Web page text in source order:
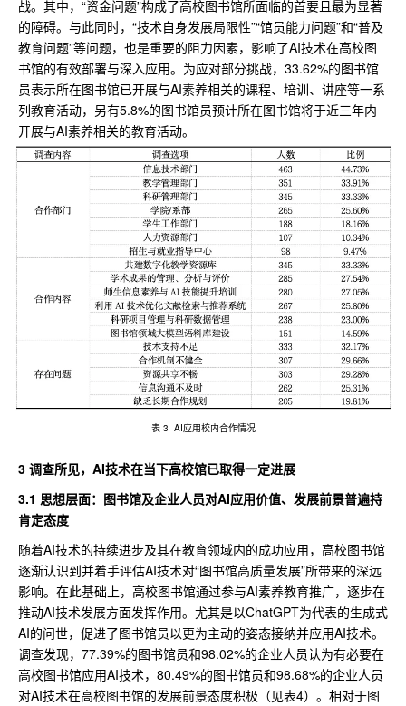
战。其中，“资金问题”构成了高校图书馆所面临的首要且最为显著
的障碍。与此同时，“技术自身发展局限性”“馆员能力问题”和“普及
教育问题”等问题，也是重要的阻力因素，影响了AI技术在高校图
书馆的有效部署与深入应用。为应对部分挑战，33.62%的图书馆
员表示所在图书馆已开展与AI素养相关的课程、培训、讲座等一系
列教育活动，另有5.8%的图书馆员预计所在图书馆将于近三年内
开展与AI素养相关的教育活动。
表 3 AI应用校内合作情况
3 调查所见，AI技术在当下高校馆已取得一定进展
3.1 思想层面：图书馆及企业人员对AI应用价值、发展前景普遍持
肯定态度
随着AI技术的持续进步及其在教育领域内的成功应用，高校图书馆
逐渐认识到并着手评估AI技术对“图书馆高质量发展”所带来的深远
影响。在此基础上，高校图书馆通过参与AI素养教育推广，逐步在
推动AI技术发展方面发挥作用。尤其是以ChatGPT为代表的生成式
AI的问世，促进了图书馆员以更为主动的姿态接纳并应用AI技术。
调查发现，77.39%的图书馆员和98.02%的企业人员认为有必要在
高校图书馆应用AI技术，80.49%的图书馆员和98.68%的企业人员
对AI技术在高校图书馆的发展前景态度积极（见表4）。相对于图